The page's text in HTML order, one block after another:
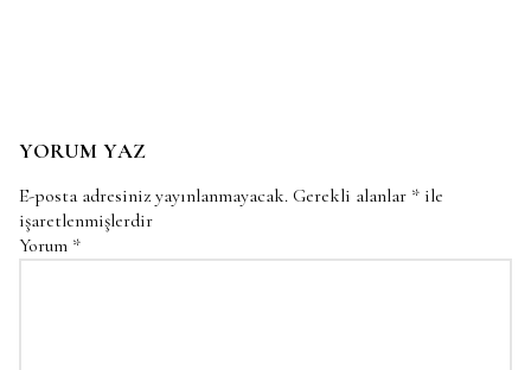
YORUM YAZ
E-posta adresiniz yayınlanmayacak. Gerekli alanlar * ile
işaretlenmişlerdir
Yorum *